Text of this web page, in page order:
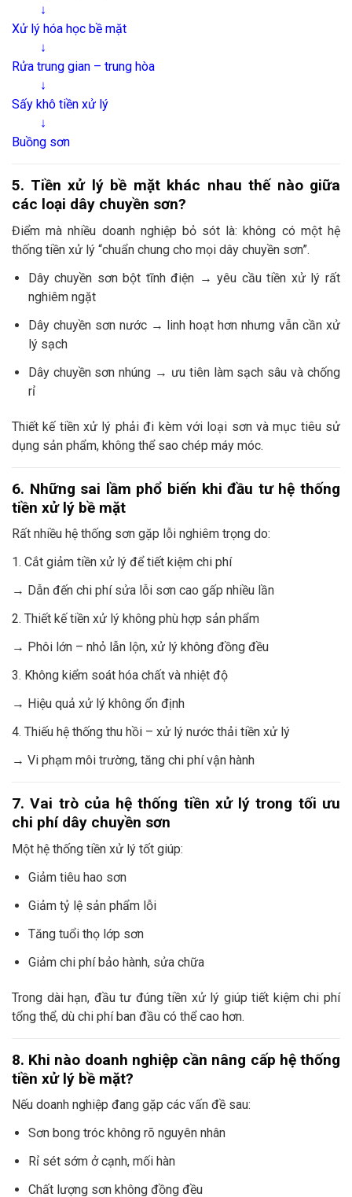
↓
Xử lý hóa học bề mặt
↓
Rửa trung gian – trung hòa
↓
Sấy khô tiền xử lý
↓
Buồng sơn
5. Tiền xử lý bề mặt khác nhau thế nào giữa
các loại dây chuyền sơn?
Điểm mà nhiều doanh nghiệp bỏ sót là: không có một hệ
thống tiền xử lý “chuẩn chung cho mọi dây chuyền sơn”.
Dây chuyền sơn bột tĩnh điện → yêu cầu tiền xử lý rất
nghiêm ngặt
Dây chuyền sơn nước → linh hoạt hơn nhưng vẫn cần xử
lý sạch
Dây chuyền sơn nhúng → ưu tiên làm sạch sâu và chống
rỉ
Thiết kế tiền xử lý phải đi kèm với loại sơn và mục tiêu sử
dụng sản phẩm, không thể sao chép máy móc.
6. Những sai lầm phổ biến khi đầu tư hệ thống
tiền xử lý bề mặt
Rất nhiều hệ thống sơn gặp lỗi nghiêm trọng do:
1. Cắt giảm tiền xử lý để tiết kiệm chi phí
→ Dẫn đến chi phí sửa lỗi sơn cao gấp nhiều lần
2. Thiết kế tiền xử lý không phù hợp sản phẩm
→ Phôi lớn – nhỏ lẫn lộn, xử lý không đồng đều
3. Không kiểm soát hóa chất và nhiệt độ
→ Hiệu quả xử lý không ổn định
4. Thiếu hệ thống thu hồi – xử lý nước thải tiền xử lý
→ Vi phạm môi trường, tăng chi phí vận hành
7. Vai trò của hệ thống tiền xử lý trong tối ưu
chi phí dây chuyền sơn
Một hệ thống tiền xử lý tốt giúp:
Giảm tiêu hao sơn
Giảm tỷ lệ sản phẩm lỗi
Tăng tuổi thọ lớp sơn
Giảm chi phí bảo hành, sửa chữa
Trong dài hạn, đầu tư đúng tiền xử lý giúp tiết kiệm chi phí
tổng thể, dù chi phí ban đầu có thể cao hơn.
8. Khi nào doanh nghiệp cần nâng cấp hệ thống
tiền xử lý bề mặt?
Nếu doanh nghiệp đang gặp các vấn đề sau:
Sơn bong tróc không rõ nguyên nhân
Rỉ sét sớm ở cạnh, mối hàn
Chất lượng sơn không đồng đều